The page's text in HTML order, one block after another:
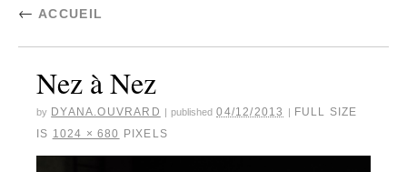
← ACCUEIL
Nez à Nez
by DYANA.OUVRARD published 04/12/2013
FULL SIZE
IS 1024 × 680 PIXELS